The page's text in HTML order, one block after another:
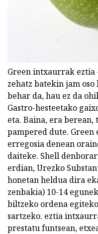
Green intxaurrak eztia
zehatz batekin jam
behar da, hau ez da
Gastro-hesteetako
eta. Baina, era
pampered dute.
erregosia denean
daiteke. Shell
erdian, Urezko
honetan heldua dira
zenbakia) 10-14
biltzeko ordena
sartzeko. eztia
prestatu funtsean,